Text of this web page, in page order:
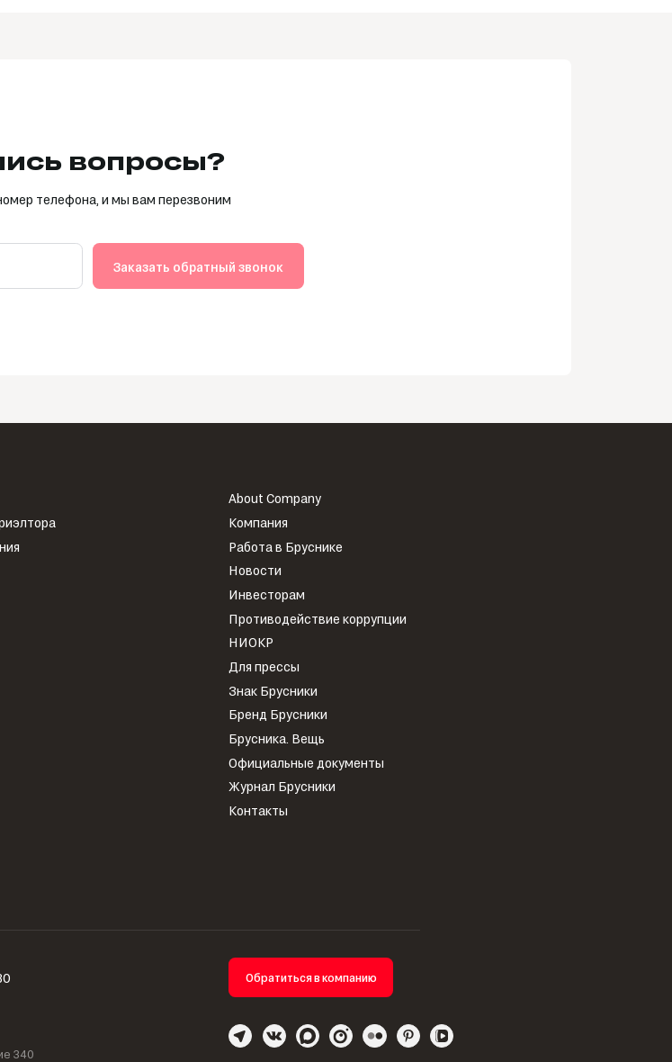
вопросы?
телефона, и мы вам перезвоним
Заказать обратный звонок
About Company
Компания
Работа в Бруснике
Новости
Инвесторам
Противодействие коррупции
НИОКР
Для прессы
Знак Брусники
Бренд Брусники
Брусника. Вещь
Официальные документы
Журнал Брусники
Контакты
Обратиться в компанию
340